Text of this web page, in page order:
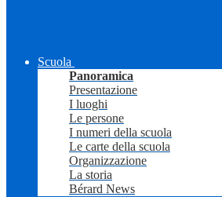
Scuola
Panoramica
Presentazione
I luoghi
Le persone
I numeri della scuola
Le carte della scuola
Organizzazione
La storia
Bérard News